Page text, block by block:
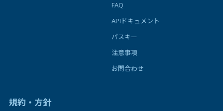
FAQ
APIドキュメント
パスキー
注意事項
お問合わせ
規約・方針